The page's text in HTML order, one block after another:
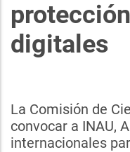
digitales
La Comisión de
convocar a INAU,
internacionales